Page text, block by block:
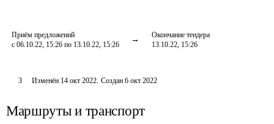
Приём предложений
с 06.10.22, 15:26 по 13.10.22, 15:26
Окончание тендера
13.10.22, 15:26
3 Изменён 14 окт 2022. Создан 6 окт 2022
Маршруты и транспорт